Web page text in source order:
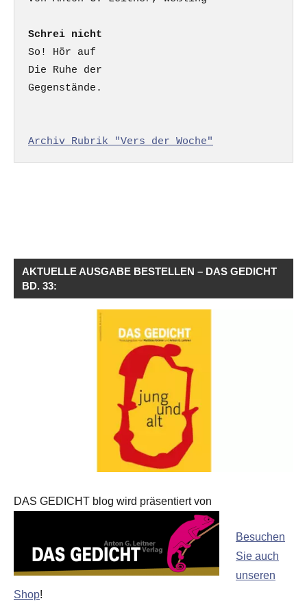
Schrei nicht
So! Hör auf
Die Ruhe der
Gegenstände.
Archiv Rubrik "Vers der Woche"
AKTUELLE AUSGABE BESTELLEN – DAS GEDICHT
BD. 33:
DAS GEDICHT blog wird präsentiert von
Besuchen
Sie auch
unseren
Shop!